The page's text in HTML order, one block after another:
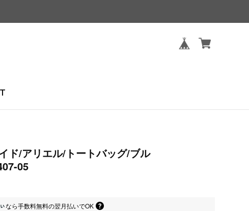
ド/アリエル/トートバッグ/ブル
05
なら手数料無料の翌月払いでOK